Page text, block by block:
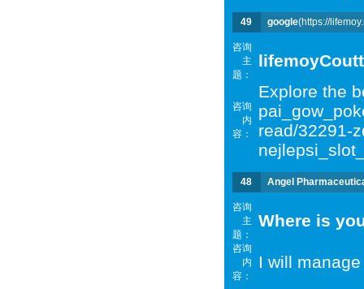
49 google(https://
咨询
主
题：
lifemoyCoutt
咨询
内
容：
Explore the
read/32291-
48 Angel
咨询
主
题：
Where is
咨询
内
容：
I will